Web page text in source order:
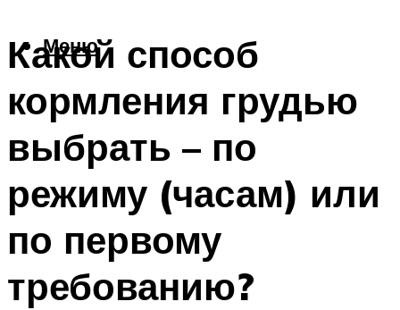
Меню
Какой способ
кормления грудью
выбрать – по
режиму (часам) или
по первому
требованию?